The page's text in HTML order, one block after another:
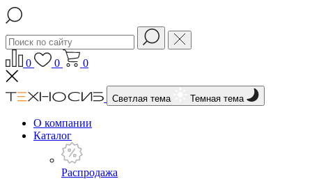
0 0 0
Светлая тема Темная тема
О компании
Каталог
Распродажа